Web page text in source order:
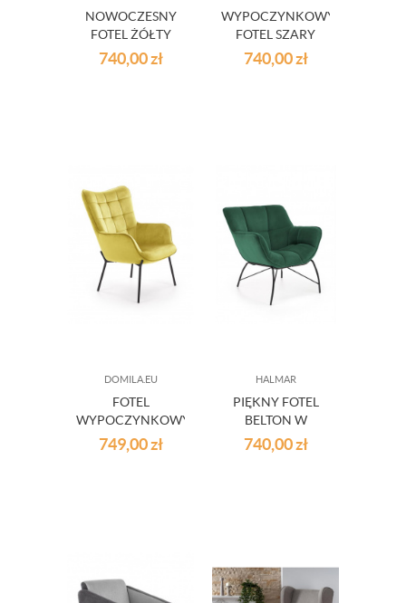
NOWOCZESNY
FOTEL ŻÓŁTY
BELTON
740,00zł
WYPOCZYNKOWY
FOTEL SZARY
BELTON
740,00zł
DOMILA.EU
FOTEL
WYPOCZYNKOWY
MUSZTARDOWY
749,00zł
HALMAR
PIĘKNY FOTEL
BELTON W
BUTELKOWA
ZIELEŃ
740,00zł